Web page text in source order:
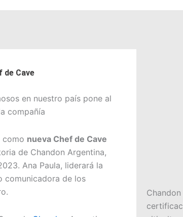
de Cave
en nuestro país pone al
compañía
como nueva Chef de Cave
de Chandon Argentina,
Ana Paula, liderará la
comunicadora de los